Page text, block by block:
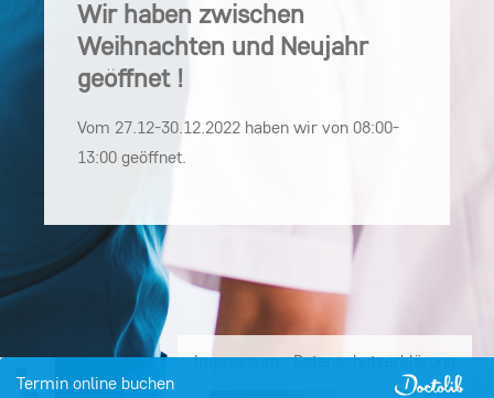
Termin online buchen
Wir haben zwischen
Weihnachten und Neujahr
geöffnet !
Vom 27.12-30.12.2022 haben wir von 08:00-
13:00 geöffnet.
Impressum·Datenschutzerklärung